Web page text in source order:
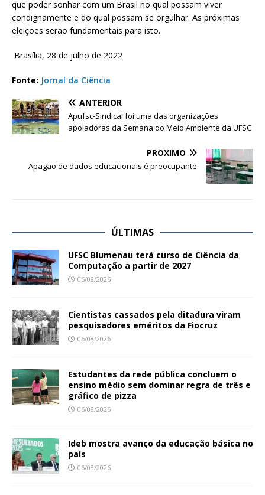
que poder sonhar com um Brasil no qual possam viver
condignamente e do qual possam se orgulhar. As próximas
eleições serão fundamentais para isto.
Brasília, 28 de julho de 2022
Fonte: Jornal da Ciência
ANTERIOR
Apufsc-Sindical foi uma das organizações
apoiadoras da Semana do Meio Ambiente da UFSC
PRÓXIMO
Apagão de dados educacionais é preocupante
ÚLTIMAS
UFSC Blumenau terá curso de Ciência da
Computação a partir de 2027
06/08/2026
Cientistas cassados pela ditadura viram
pesquisadores eméritos da Fiocruz
06/08/2026
Estudantes da rede pública concluem o
ensino médio sem dominar regra de três e
gráfico de pizza
06/08/2026
Ideb mostra avanço da educação básica no
país
06/08/2026